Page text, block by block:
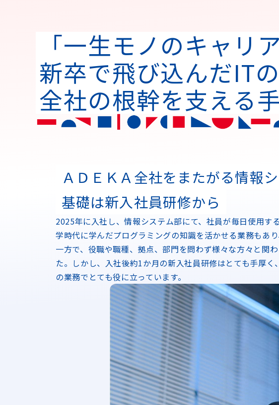
「一生モノのキャリ
新卒で飛び込んだITの
全社の根幹を支える
ＡＤＥＫＡ全社をまたがる情報シ
基礎は新入社員研修から
2025年に入社し、情報システム部にて、社員が毎日使用す
学時代に学んだプログラミングの知識を活かせる業務もあり
一方で、役職や職種、拠点、部門を問わず様々な方々と関
た。しかし、入社後約1か月の新入社員研修はとても手厚
の業務でとても役に立っています。